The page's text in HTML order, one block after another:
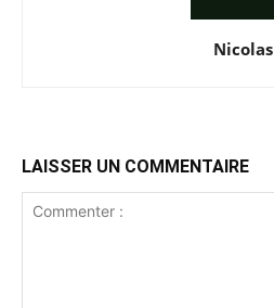
Nicolas
LAISSER UN COMMENTAIRE